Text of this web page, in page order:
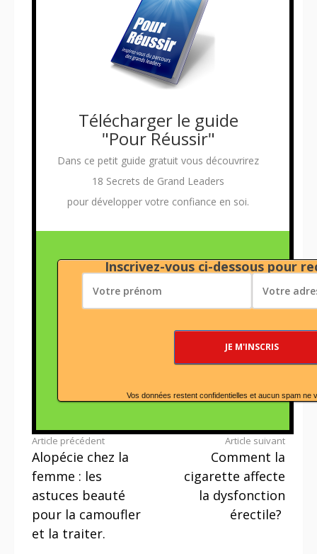
Télécharger le guide
"Pour Réussir"
Dans ce petit guide gratuit vous découvrirez
18 Secrets de Grand Leaders
pour développer votre confiance en soi.
Inscrivez-vous ci-dessous pour
Vos données restent confidentielles et aucun spam ne
Lire
la
suite
Article précédent
Alopécie chez la
femme : les
astuces beauté
pour la camoufler
et la traiter.
Article suivant
Comment la
cigarette affecte
la dysfonction
érectile?